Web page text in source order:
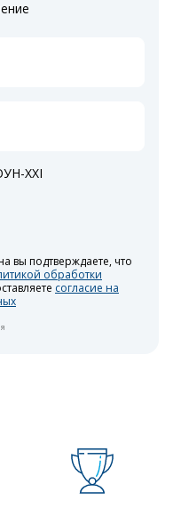
XXI
вы подтверждаете, что
обработки
согласие на